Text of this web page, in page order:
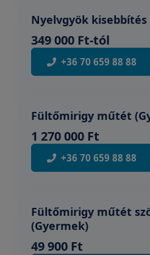
Nyelvgyök kisebbítés
349 000 Ft-tól
+36 70 659 88 88
Fültőmirigy műtét
1 270 000 Ft
+36 70 659 88 88
Fültőmirigy műtét
(Gyermek)
49 900 Ft